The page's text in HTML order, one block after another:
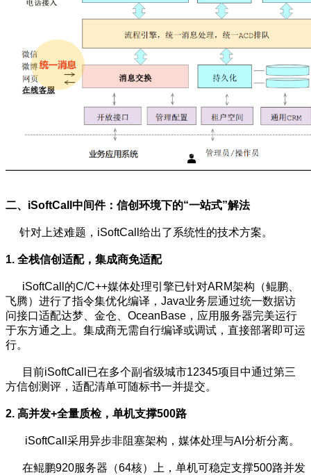
二、 iSoftCall中间件：信创环境下的“一站式”解法
针对上述难题，iSoftCall给出了系统性的技术方案。
1. 全栈信创适配，集成商免适配
iSoftCall的C/C++媒体处理引擎已针对ARM架构（鲲鹏、
飞腾）进行了指令集优化编译，Java业务层通过统一数据访
问接口适配达梦、金仓、OceanBase，应用服务器完美运行
于东方通之上。集成商无需自行编译或调试，直接部署即可运
行。
目前iSoftCall已在多个副省级城市12345项目中通过第三
方信创测评，适配清单可随标书一并提交。
2. 高并发+全量质检，单机支撑500路
iSoftCall采用异步非阻塞架构，媒体处理与AI分析分离。
在鲲鹏920服务器（64核）上，单机可稳定支撑500路并发